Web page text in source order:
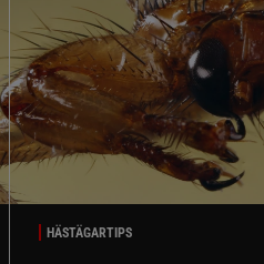
HÄSTÄGARTIPS